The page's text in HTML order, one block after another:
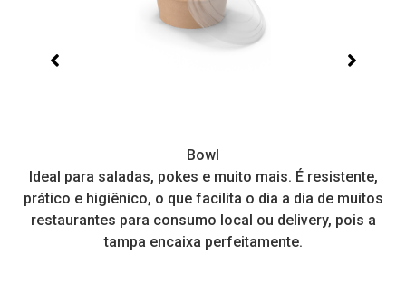
Bowl
Ideal para saladas, pokes e muito mais. É resistente,
prático e higiênico, o que facilita o dia a dia de muitos
restaurantes para consumo local ou delivery, pois a
tampa encaixa perfeitamente.